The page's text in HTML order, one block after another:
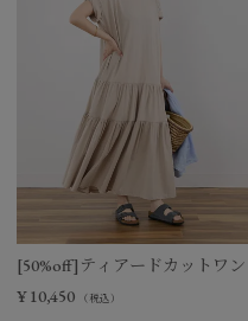
[50%off]ティアードカットワ
¥ 10,450 （税込）